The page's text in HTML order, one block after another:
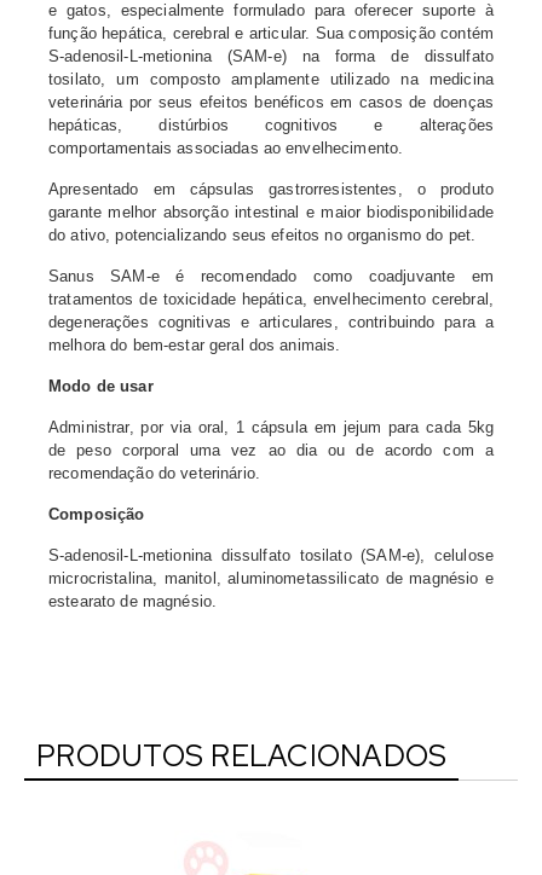
e gatos, especialmente formulado para oferecer suporte à
função hepática, cerebral e articular. Sua composição contém
S-adenosil-L-metionina (SAM-e) na forma de dissulfato
tosilato, um composto amplamente utilizado na medicina
veterinária por seus efeitos benéficos em casos de doenças
hepáticas, distúrbios cognitivos e alterações
comportamentais associadas ao envelhecimento.
Apresentado em cápsulas gastrorresistentes, o produto
garante melhor absorção intestinal e maior biodisponibilidade
do ativo, potencializando seus efeitos no organismo do pet.
Sanus SAM-e é recomendado como coadjuvante em
tratamentos de toxicidade hepática, envelhecimento cerebral,
degenerações cognitivas e articulares, contribuindo para a
melhora do bem-estar geral dos animais.
Modo de usar
Administrar, por via oral, 1 cápsula em jejum para cada 5kg
de peso corporal uma vez ao dia ou de acordo com a
recomendação do veterinário.
Composição
S-adenosil-L-metionina dissulfato tosilato (SAM-e), celulose
microcristalina, manitol, aluminometassilicato de magnésio e
estearato de magnésio.
PRODUTOS RELACIONADOS